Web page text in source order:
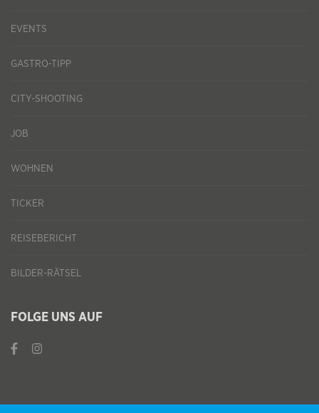
EVENTS
GASTRO-TIPP
CITY-SHOOTING
JOB
WOHNEN
TICKER
REISEBERICHT
BILDER-RÄTSEL
FOLGE UNS AUF